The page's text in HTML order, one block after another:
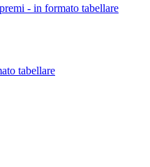
- in formato tabellare
tabellare